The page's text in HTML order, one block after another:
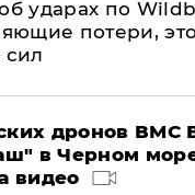
ударах по
потери,
сил
дронов ВМС
в Черном
видео